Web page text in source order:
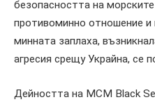
безопасността на
противоминно отношение и
минната заплаха,
агресия срещу Украйна, се
Дейността на MCM Black